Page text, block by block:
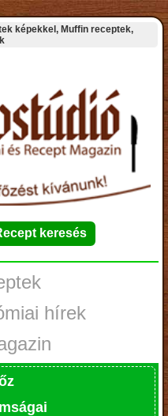
képekkel, Muffin receptek,
hírek